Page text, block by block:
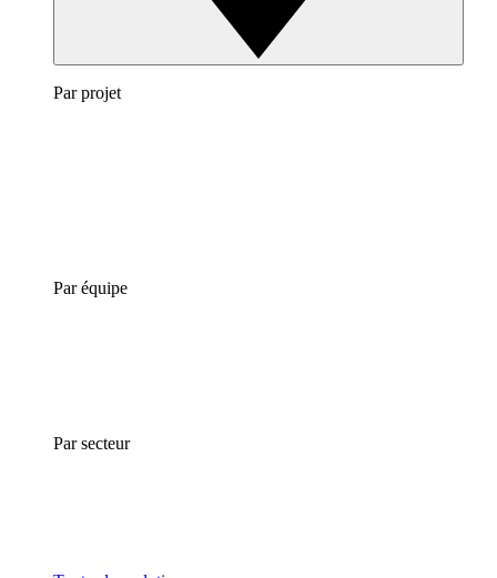
Par projet
Par équipe
Par secteur